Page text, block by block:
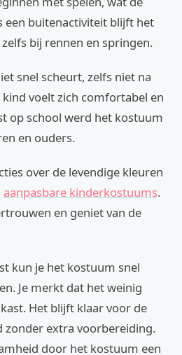
een buitenactiviteit blijft het
bij rennen en springen.
snel scheurt, zelfs niet na
voelt zich comfortabel en
op school werd het kostuum
en ouders.
over de levendige kleuren
aanpasbare kinderkostuums.
en geniet van de
kun je het kostuum snel
Je merkt dat het weinig
Het blijft klaar voor de
zonder extra voorbereiding.
door het kostuum een